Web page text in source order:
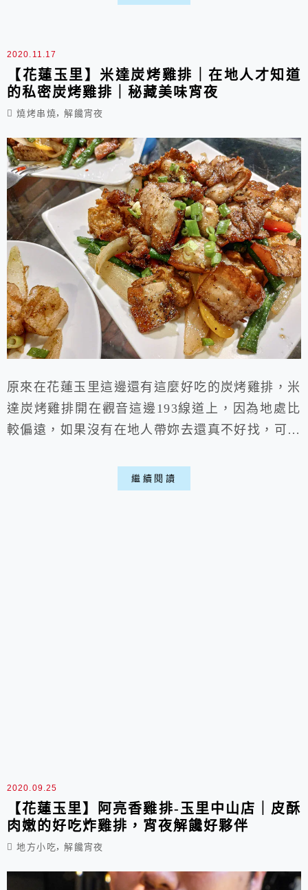
任君選擇喵。 一、餐廳環境: ▶外部: 店家位
場可以就近停車，店面比外觀上看得更大些。 ▶
內部: 輕工業風的佈置氛...
2020.11.17
【花蓮玉里】米達炭烤雞排｜在地人才知道
的私密炭烤雞排｜秘藏美味宵夜
燒烤串燒,解饞宵夜
原來在花蓮玉里這邊還有這麼好吃的炭烤雞排，米
達炭烤雞排開在觀音這邊193線道上，因為地處比
較偏遠，如果沒有在地人帶妳去還真不好找，可以
▶外部: 位於玉里觀音的193線上，周邊稍微有點
偏僻，看起來就像黑夜中的一盞明燈，讓人挺好發
繼續閱讀
2020.09.25
【花蓮玉里】阿亮香雞排-玉里中山店｜皮酥
肉嫩的好吃炸雞排，宵夜解饞好夥伴
地方小吃,解饞宵夜